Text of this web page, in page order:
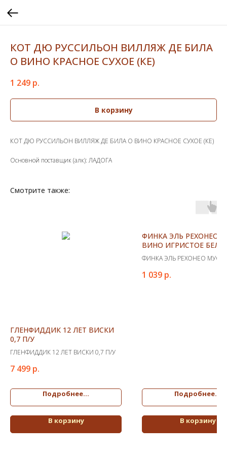
КОТ ДЮ РУССИЛЬОН ВИЛЛЯЖ ДЕ БИЛА
О ВИНО КРАСНОЕ СУХОЕ (КЕ)
1 249 р.
В корзину
КОТ ДЮ РУССИЛЬОН ВИЛЛЯЖ ДЕ БИЛА О ВИНО КРАСНОЕ СУХОЕ (КЕ)
Основной поставщик (алк): ЛАДОГА
Смотрите также:
ГЛЕНФИДДИК 12 ЛЕТ ВИСКИ
0,7 П/У
ГЛЕНФИДДИК 12 ЛЕТ ВИСКИ 0,7 П/У
7 499 р.
Подробнее...
В корзину
ФИНКА ЭЛЬ РЕХОНЕО
ВИНО ИГРИСТОЕ
СЛАДКОЕ
ФИНКА ЭЛЬ РЕХОНЕО
1 039 р.
Подробнее...
В корзину